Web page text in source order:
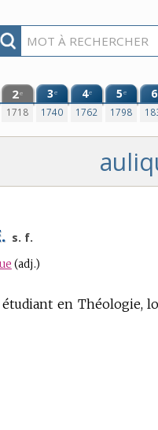
2e
1718
3e
1740
4e
1762
5e
1798
6
s. f.
(adj.)
en Théologie,